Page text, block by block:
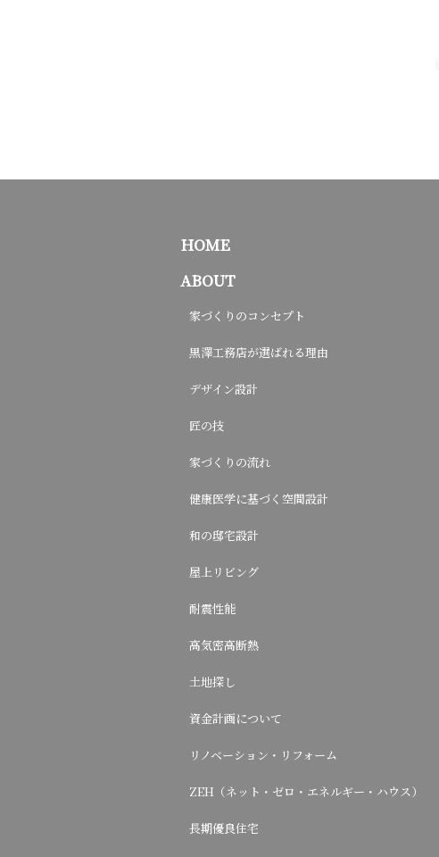
HOME
ABOUT
家づくりのコンセプト
黒澤工務店が選ばれる理由
デザイン設計
匠の技
家づくりの流れ
健康医学に基づく空間設計
和の邸宅設計
屋上リビング
耐震性能
高気密高断熱
土地探し
資金計画について
リノベーション・リフォーム
ZEH（ネット・ゼロ・エネルギー・ハウス）
長期優良住宅